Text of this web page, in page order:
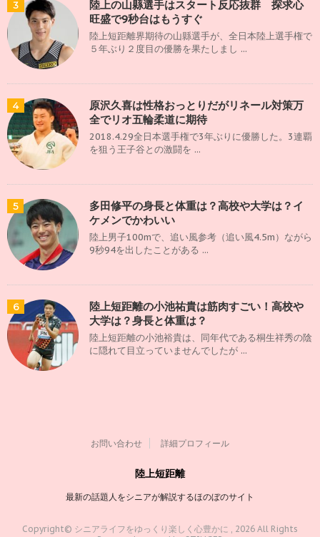
3
陸上の山縣選手はスタート反応抜群 探求心
旺盛で9秒台はもうすぐ
陸上短距離界期待の山縣選手が、全日本陸上選手権で
５年ぶり２度目の優勝を果たしまし ...
4
原沢久喜は性格おっとりだがリネール対策万
全でリオ五輪柔道に期待
2018.4.29全日本選手権で3年ぶりに優勝した。3連覇
を狙う王子谷との激闘を ...
5
多田修平の身長と体重は？高校や大学は？イ
ケメンでかわいい
陸上男子100mで、追い風参考（追い風4.5m）ながら
9秒94を出したことがある ...
6
陸上短距離の小池祐貴は筋肉すごい！高校や
大学は？身長と体重は？
陸上短距離の小池裕貴は、同年代である桐生祥秀の陰
に隠れて目立っていませんでしたが ...
お問い合わせ 詳細プロフィール
陸上短距離
最新の話題人をシニアが解説するほのぼのサイト
Copyright© シニアライフをゆっくり楽しく心豊かに , 2026 All Rights